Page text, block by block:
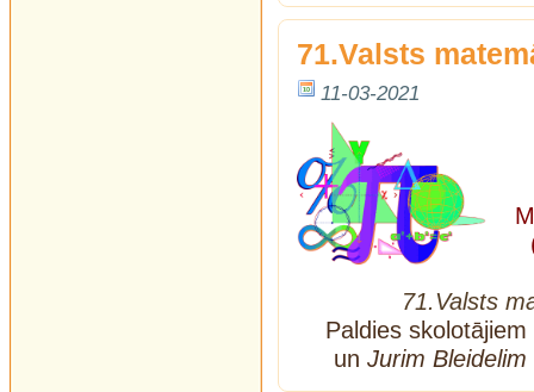
71.Valsts
11-03-2021
71.Valsts
Paldies skolotājiem
un Jurim Bleidelim